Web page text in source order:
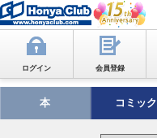
ログイン 会員登録
本 コミック